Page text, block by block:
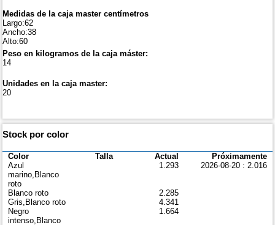
Medidas de la caja master centímetros
Largo:62
Ancho:38
Alto:60
Peso en kilogramos de la caja máster:
14
Unidades en la caja master:
20
Stock por color
Color Talla Actual
Próximamente
Azul
marino,Blanco
roto
1.293 2026-08-20 : 2.016
Blanco roto
2.285
Gris,Blanco roto
4.341
Negro
intenso,Blanco
1.664